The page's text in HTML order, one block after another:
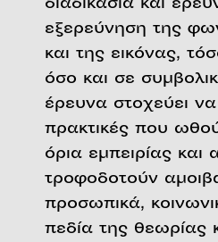
εξερεύνηση της
και της εικόνας,
όσο και σε
έρευνα στοχεύει να
πρακτικές που
όρια εμπειρίας και
τροφοδοτούν
προσωπικά,
πεδία της θεωρίας